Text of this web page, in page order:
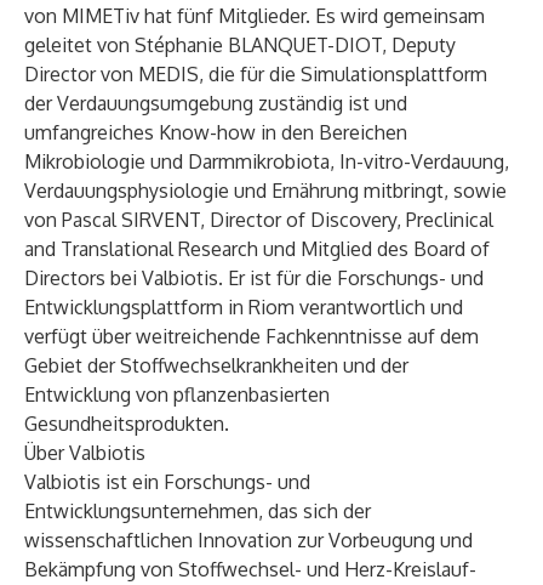
von MIMETiv hat fünf Mitglieder. Es wird gemeinsam
geleitet von Stéphanie BLANQUET-DIOT, Deputy
Director von MEDIS, die für die Simulationsplattform
der Verdauungsumgebung zuständig ist und
umfangreiches Know-how in den Bereichen
Mikrobiologie und Darmmikrobiota, In-vitro-Verdauung,
Verdauungsphysiologie und Ernährung mitbringt, sowie
von Pascal SIRVENT, Director of Discovery, Preclinical
and Translational Research und Mitglied des Board of
Directors bei Valbiotis. Er ist für die Forschungs- und
Entwicklungsplattform in Riom verantwortlich und
verfügt über weitreichende Fachkenntnisse auf dem
Gebiet der Stoffwechselkrankheiten und der
Entwicklung von pflanzenbasierten
Gesundheitsprodukten.
Über Valbiotis
Valbiotis ist ein Forschungs- und
Entwicklungsunternehmen, das sich der
wissenschaftlichen Innovation zur Vorbeugung und
Bekämpfung von Stoffwechsel- und Herz-Kreislauf-